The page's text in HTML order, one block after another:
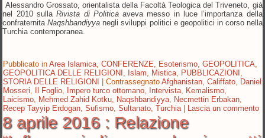
Alessandro Grossato, orientalista della Facoltà Teologica del Triveneto, già
nel 2010 sullaRivista di Politicaaveva messo in luce l’importanza della
confraternitaNaqshbandiyya negli sviluppi politici e geopolitici in corso nella
Turchia contemporanea.
Pubblicato in Area Islamica,CONFERENZE, Esoterismo,GEOPOLITICA,
GEOPOLITICA DELLE RELIGIONI , Islam, Mistica, PUBBLICAZIONI ,
STORIA DELLE RELIGIONI
|Contrassegnato Afghanistan,Califfato, Daniel
Mosseri, Il Foglio, Impero turco ottomano, Intervista, Kemalismo,
Laicismo, Mehmed Zahid Kotku, Naqshbandiyya, Necmettin Erbakan,
Recep Tayyip Erdogan,Sufismo,Sultanato,Turchia| Lascia un commento
8 aprile 2016 : Relazione